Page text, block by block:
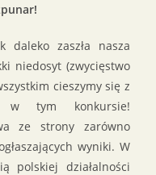
daleko zaszła nasza
niedosyt (zwycięstwo
cieszymy się z
w tym konkursie!
ze strony zarówno
wyniki. W
polskiej działalności